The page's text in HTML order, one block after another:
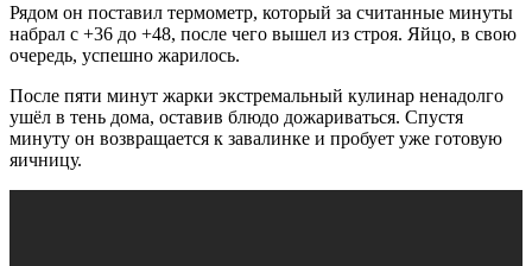
Рядом он поставил термометр, который за считанные минуты
набрал с +36 до +48, после чего вышел из строя. Яйцо, в свою
очередь, успешно жарилось.
После пяти минут жарки экстремальный кулинар ненадолго
ушёл в тень дома, оставив блюдо дожариваться. Спустя
минуту он возвращается к завалинке и пробует уже готовую
яичницу.